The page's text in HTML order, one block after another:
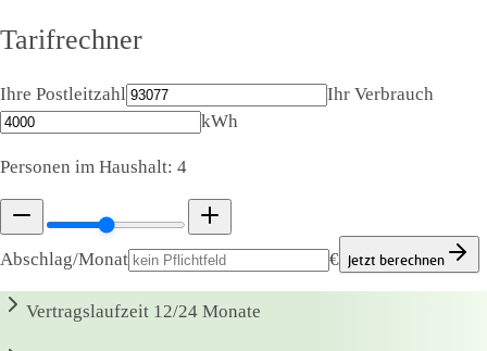
Tarifrechner
Ihre Postleitzahl
Ihr Verbrauch
kWh
Personen im Haushalt: 4
Abschlag/Monat € Jetzt berechnen
Vertragslaufzeit 12/24 Monate